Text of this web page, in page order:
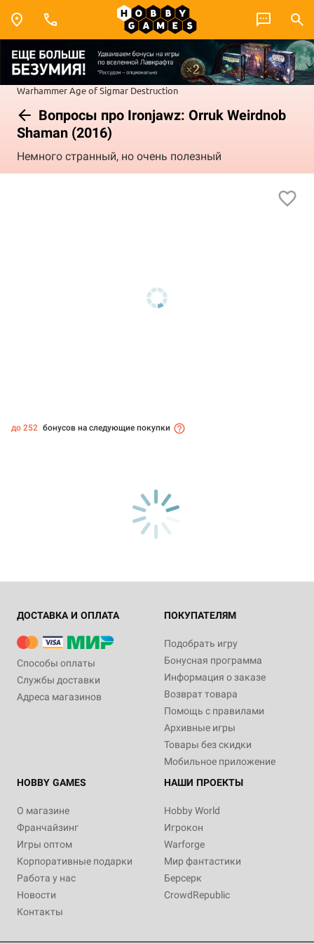
WarhammerAge of Sigmar Destruction
Вопросы про Ironjawz: Orruk Weirdnob
Shaman (2016)
Немного странный, но очень полезный
до 252 бонусов на следующие покупки
ДОСТАВКА И ОПЛАТА
Способы оплаты
Службы доставки
Адреса магазинов
ПОКУПАТЕЛЯМ
Подобрать игру
Бонусная программа
Информация о заказе
Возврат товара
Помощь с правилами
Архивные игры
Товары без скидки
Мобильное приложение
HOBBY GAMES
О магазине
Франчайзинг
Игры оптом
Корпоративные подарки
Работа у нас
Новости
Контакты
НАШИ ПРОЕКТЫ
Hobby World
Игрокон
Warforge
Мир фантастики
Берсерк
CrowdRepublic